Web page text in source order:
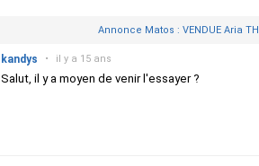
Annonce Matos : VENDUE Aria
kandys • il y a 15 ans
Salut, il y a moyen de venir l'essayer ?